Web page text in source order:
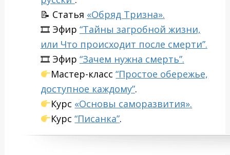
📝 Статья «Обряд Тризна».
🎞 Эфир “Тайны загробной жизни,
или Что происходит после смерти”.
🎞 Эфир “Зачем нужна смерть”.
Мастер-класс“Простое обережье,
доступное каждому”.
Курс «Основы саморазвития».
Курс“Писанка”.